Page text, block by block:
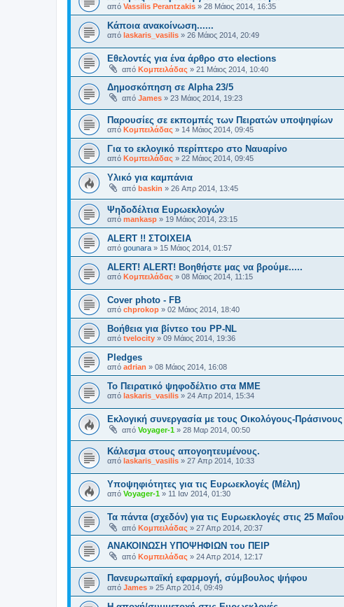
από Vassilis Perantzakis » 28 Μάιος 2014, 16:35
Κάποια ανακοίνωση......
από laskaris_vasilis » 26 Μάιος 2014, 20:49
Εθελοντές για ένα άρθρο στο elections
από Κομπειλάδας » 21 Μάιος 2014, 10:40
Δημοσκόπηση σε Alpha 23/5
από James » 23 Μάιος 2014, 19:23
Παρουσίες σε εκπομπές των Πειρατών υποψηφίων
από Κομπειλάδας » 14 Μάιος 2014, 09:45
Για το εκλογικό περίπτερο στο Ναυαρίνο
από Κομπειλάδας » 22 Μάιος 2014, 09:45
Υλικό για καμπάνια
από baskin » 26 Απρ 2014, 13:45
Ψηδοδέλτια Ευρωεκλογών
από mankasp » 19 Μάιος 2014, 23:15
ALERT !! ΣΤΟΙΧΕΙΑ
από gounara » 15 Μάιος 2014, 01:57
ALERT! ALERT! Βοηθήστε μας να βρούμε.....
από Κομπειλάδας » 08 Μάιος 2014, 11:15
Cover photo - FB
από chprokop » 02 Μάιος 2014, 18:40
Βοήθεια για βίντεο του PP-NL
από tvelocity » 09 Μάιος 2014, 19:36
Pledges
από adrian » 08 Μάιος 2014, 16:08
Το Πειρατικό ψηφοδέλτιο στα ΜΜΕ
από laskaris_vasilis » 24 Απρ 2014, 15:34
Εκλογική συνεργασία με τους Οικολόγους-Πράσινους
από Voyager-1 » 28 Μαρ 2014, 00:50
Κάλεσμα στους απογοητευμένους.
από laskaris_vasilis » 27 Απρ 2014, 10:33
Υποψηφιότητες για τις Ευρωεκλογές (Μέλη)
από Voyager-1 » 11 Ιαν 2014, 01:30
Τα πάντα (σχεδόν) για τις Ευρωεκλογές στις 25 Μαΐου
από Κομπειλάδας » 27 Απρ 2014, 20:37
ΑΝΑΚΟΙΝΩΣΗ ΥΠΟΨΗΦΙΩΝ του ΠΕΙΡ
από Κομπειλάδας » 24 Απρ 2014, 12:17
Πανευρωπαϊκή εφαρμογή, σύμβουλος ψήφου
από James » 25 Απρ 2014, 09:49